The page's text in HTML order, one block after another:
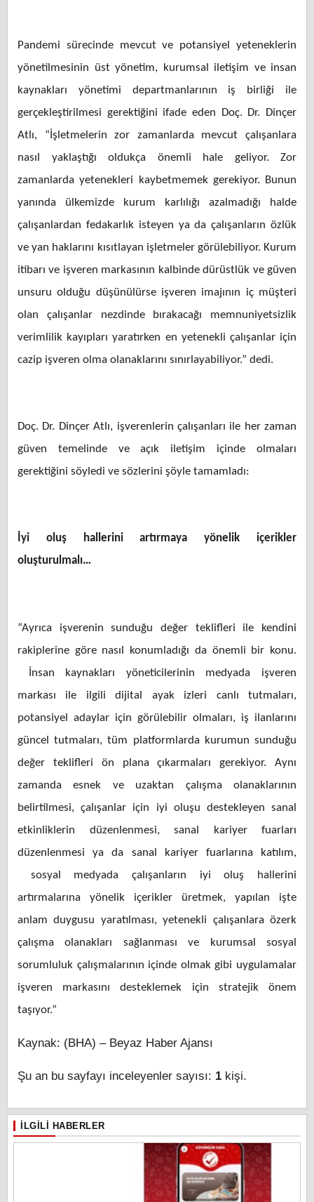
Pandemi sürecinde mevcut ve potansiyel yeteneklerin
yönetilmesinin üst yönetim, kurumsal iletişim ve insan
kaynakları yönetimi departmanlarının iş birliği ile
gerçekleştirilmesi gerektiğini ifade eden Doç. Dr. Dinçer
Atlı, “İşletmelerin zor zamanlarda mevcut çalışanlara
nasıl yaklaştığı oldukça önemli hale geliyor. Zor
zamanlarda yetenekleri kaybetmemek gerekiyor. Bunun
yanında ülkemizde kurum karlılığı azalmadığı halde
çalışanlardan fedakarlık isteyen ya da çalışanların özlük
ve yan haklarını kısıtlayan işletmeler görülebiliyor. Kurum
itibarı ve işveren markasının kalbinde dürüstlük ve güven
unsuru olduğu düşünülürse işveren imajının iç müşteri
olan çalışanlar nezdinde bırakacağı memnuniyetsizlik
verimlilik kayıpları yaratırken en yetenekli çalışanlar için
cazip işveren olma olanaklarını sınırlayabiliyor.” dedi.
Doç. Dr. Dinçer Atlı, işverenlerin çalışanları ile her zaman
güven temelinde ve açık iletişim içinde olmaları
gerektiğini söyledi ve sözlerini şöyle tamamladı:
İyi oluş hallerini artırmaya yönelik içerikler
oluşturulmalı…
“Ayrıca işverenin sunduğu değer teklifleri ile kendini
rakiplerine göre nasıl konumladığı da önemli bir konu.
İnsan kaynakları yöneticilerinin medyada işveren
markası ile ilgili dijital ayak izleri canlı tutmaları,
potansiyel adaylar için görülebilir olmaları, iş ilanlarını
güncel tutmaları, tüm platformlarda kurumun sunduğu
değer teklifleri ön plana çıkarmaları gerekiyor. Aynı
zamanda esnek ve uzaktan çalışma olanaklarının
belirtilmesi, çalışanlar için iyi oluşu destekleyen sanal
etkinliklerin düzenlenmesi, sanal kariyer fuarları
düzenlenmesi ya da sanal kariyer fuarlarına katılım,
sosyal medyada çalışanların iyi oluş hallerini
artırmalarına yönelik içerikler üretmek, yapılan işte
anlam duygusu yaratılması, yetenekli çalışanlara özerk
çalışma olanakları sağlanması ve kurumsal sosyal
sorumluluk çalışmalarının içinde olmak gibi uygulamalar
işveren markasını desteklemek için stratejik önem
taşıyor.”
Kaynak: (BHA) – Beyaz Haber Ajansı
Şu an bu sayfayı inceleyenler sayısı: 1 kişi.
İLGILI HABERLER